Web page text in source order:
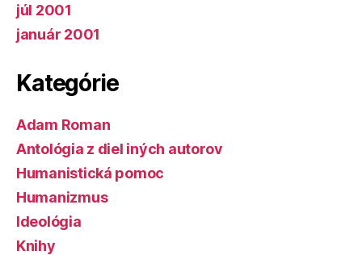
júl 2001
január 2001
Kategórie
Adam Roman
Antológia z diel iných autorov
Humanistická pomoc
Humanizmus
Ideológia
Knihy